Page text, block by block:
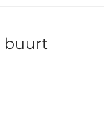
buurt